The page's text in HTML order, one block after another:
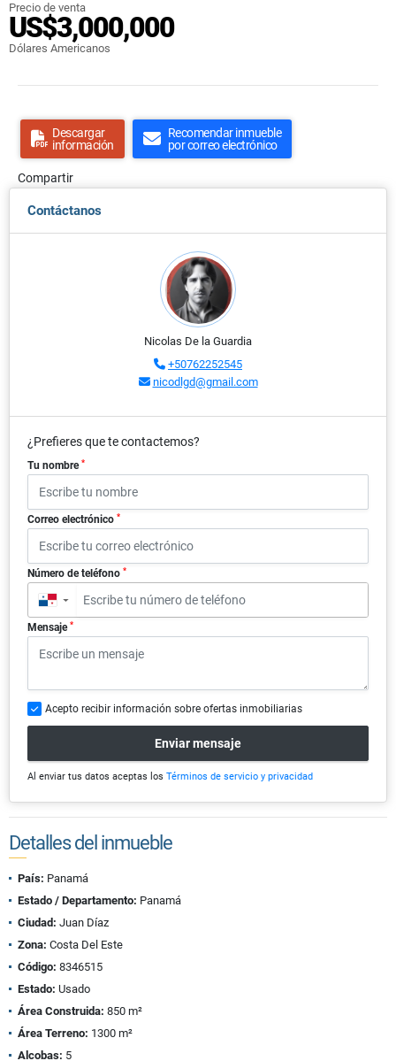
Precio de venta
US$3,000,000
Dólares Americanos
Descargar
información
Recomendar inmueble
por correo electrónico
Compartir
Contáctanos
Nicolas De la Guardia
+50762252545
nicodlgd@gmail.com
¿Prefieres que te contactemos?
Tu nombre *
Correo electrónico *
Número de teléfono *
▼
Mensaje *
Acepto recibir información sobre ofertas inmobiliarias
Enviar mensaje
Al enviar tus datos aceptas los Términos de servicio y privacidad
Detalles del inmueble
País: Panamá
Estado / Departamento: Panamá
Ciudad: Juan Díaz
Zona: Costa Del Este
Código: 8346515
Estado: Usado
Área Construida: 850 m²
Área Terreno: 1300 m²
Alcobas: 5